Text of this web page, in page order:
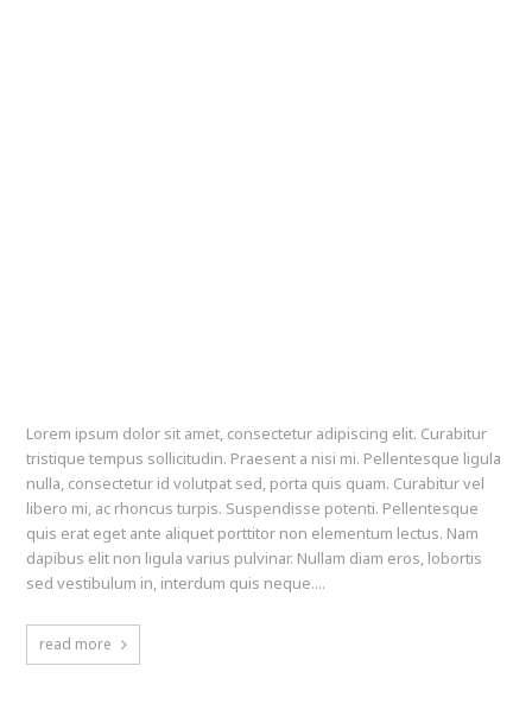
Lorem ipsum dolor sit amet, consectetur adipiscing elit. Curabitur
tristique tempus sollicitudin. Praesent a nisi mi. Pellentesque ligula
nulla, consectetur id volutpat sed, porta quis quam. Curabitur vel
libero mi, ac rhoncus turpis. Suspendisse potenti. Pellentesque
quis erat eget ante aliquet porttitor non elementum lectus. Nam
dapibus elit non ligula varius pulvinar. Nullam diam eros, lobortis
sed vestibulum in, interdum quis neque....
read more